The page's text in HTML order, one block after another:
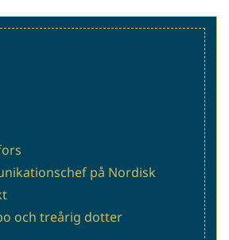
på Nordisk
och treårig dotter